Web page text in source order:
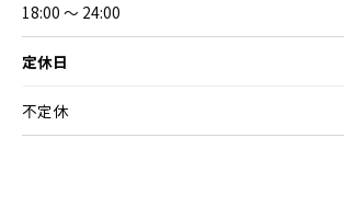
18:00 ～ 24:00
定休日
不定休